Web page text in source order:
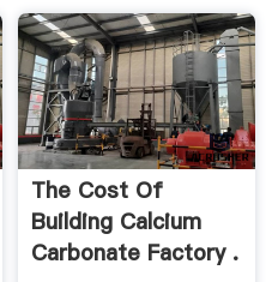
The Cost Of
Building Calcium
Carbonate Factory .